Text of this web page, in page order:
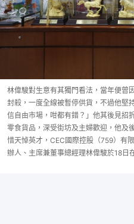
林偉駿對生意有其獨門看法，當年便曾
封殺，一度全線被暫停供貨，不過他堅
信自由市場，咁都有錯？」他其後見招
零食貨品，深受街坊及主婦歡迎，他及
惜天悼英才，CEC國際控股（759）有
辦人、主席兼董事總經理林偉駿於18日